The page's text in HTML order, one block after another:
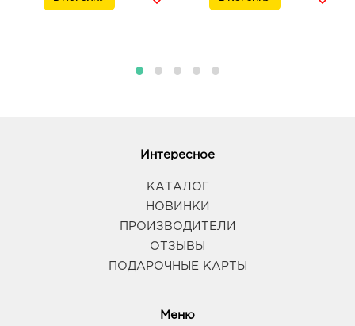
Интересное
КАТАЛОГ
НОВИНКИ
ПРОИЗВОДИТЕЛИ
ОТЗЫВЫ
ПОДАРОЧНЫЕ КАРТЫ
Меню